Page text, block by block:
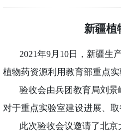
新疆植
2021年9 月 10日，新疆生
植物药资源利用教育部重点实
验收会由兵团教育局刘
对于重点实验室建设进展、
此次验收会议邀请了北